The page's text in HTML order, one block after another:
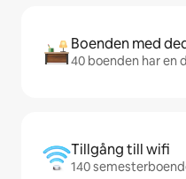
Boenden med
40 boenden har en
Tillgång till wifi
140